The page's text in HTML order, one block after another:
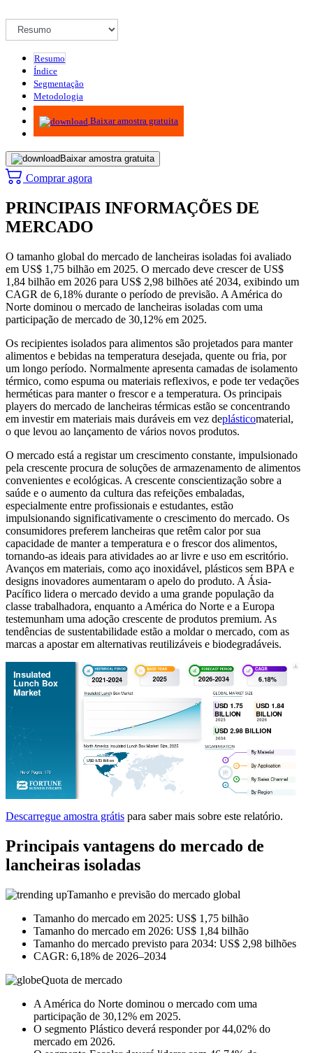
Resumo
Índice
Segmentação
Metodologia
Infográficos
Baixar amostra gratuita
Baixar amostra gratuita
Comprar agora
PRINCIPAIS INFORMAÇÕES DE
MERCADO
O tamanho global do mercado de lancheiras isoladas foi avaliado
em US$ 1,75 bilhão em 2025. O mercado deve crescer de US$
1,84 bilhão em 2026 para US$ 2,98 bilhões até 2034, exibindo um
CAGR de 6,18% durante o período de previsão. A América do
Norte dominou o mercado de lancheiras isoladas com uma
participação de mercado de 30,12% em 2025.
Os recipientes isolados para alimentos são projetados para manter
alimentos e bebidas na temperatura desejada, quente ou fria, por
um longo período. Normalmente apresenta camadas de isolamento
térmico, como espuma ou materiais reflexivos, e pode ter vedações
herméticas para manter o frescor e a temperatura. Os principais
players do mercado de lancheiras térmicas estão se concentrando
em investir em materiais mais duráveis ​​em vez deplásticomaterial,
o que levou ao lançamento de vários novos produtos.
O mercado está a registar um crescimento constante, impulsionado
pela crescente procura de soluções de armazenamento de alimentos
convenientes e ecológicas. A crescente conscientização sobre a
saúde e o aumento da cultura das refeições embaladas,
especialmente entre profissionais e estudantes, estão
impulsionando significativamente o crescimento do mercado. Os
consumidores preferem lancheiras que retêm calor por sua
capacidade de manter a temperatura e o frescor dos alimentos,
tornando-as ideais para atividades ao ar livre e uso em escritório.
Avanços em materiais, como aço inoxidável, plásticos sem BPA e
designs inovadores aumentaram o apelo do produto. A Ásia-
Pacífico lidera o mercado devido a uma grande população da
classe trabalhadora, enquanto a América do Norte e a Europa
testemunham uma adoção crescente de produtos premium. As
tendências de sustentabilidade estão a moldar o mercado, com as
marcas a apostar em alternativas reutilizáveis ​​e biodegradáveis.
Descarregue amostra grátis para saber mais sobre este relatório.
Principais vantagens do mercado de
lancheiras isoladas
Tamanho e previsão do mercado global
Tamanho do mercado em 2025: US$ 1,75 bilhão
Tamanho do mercado em 2026: US$ 1,84 bilhão
Tamanho do mercado previsto para 2034: US$ 2,98 bilhões
CAGR: 6,18% de 2026–2034
Quota de mercado
A América do Norte dominou o mercado com uma
participação de 30,12% em 2025.
O segmento Plástico deverá responder por 44,02% do
mercado em 2026.